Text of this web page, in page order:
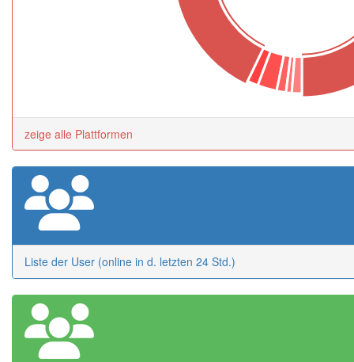
zeige alle Plattformen
Liste der User (online in d. letzten 24 Std.)